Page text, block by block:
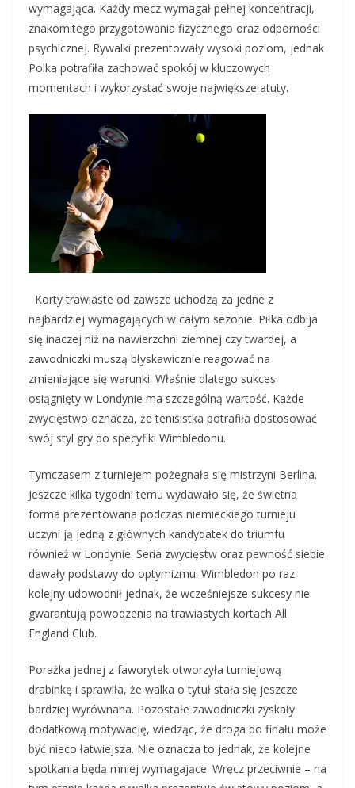
wymagająca. Każdy mecz wymagał pełnej koncentracji,
znakomitego przygotowania fizycznego oraz odporności
psychicznej. Rywalki prezentowały wysoki poziom, jednak
Polka potrafiła zachować spokój w kluczowych
momentach i wykorzystać swoje największe atuty.
Korty trawiaste od zawsze uchodzą za jedne z
najbardziej wymagających w całym sezonie. Piłka odbija
się inaczej niż na nawierzchni ziemnej czy twardej, a
zawodniczki muszą błyskawicznie reagować na
zmieniające się warunki. Właśnie dlatego sukces
osiągnięty w Londynie ma szczególną wartość. Każde
zwycięstwo oznacza, że tenisistka potrafiła dostosować
swój styl gry do specyfiki Wimbledonu.
Tymczasem z turniejem pożegnała się mistrzyni Berlina.
Jeszcze kilka tygodni temu wydawało się, że świetna
forma prezentowana podczas niemieckiego turnieju
uczyni ją jedną z głównych kandydatek do triumfu
również w Londynie. Seria zwycięstw oraz pewność siebie
dawały podstawy do optymizmu. Wimbledon po raz
kolejny udowodnił jednak, że wcześniejsze sukcesy nie
gwarantują powodzenia na trawiastych kortach All
England Club.
Porażka jednej z faworytek otworzyła turniejową
drabinkę i sprawiła, że walka o tytuł stała się jeszcze
bardziej wyrównana. Pozostałe zawodniczki zyskały
dodatkową motywację, wiedząc, że droga do finału może
być nieco łatwiejsza. Nie oznacza to jednak, że kolejne
spotkania będą mniej wymagające. Wręcz przeciwnie – na